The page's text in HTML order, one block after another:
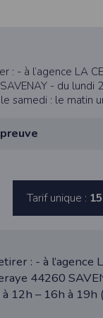
- à l’agence LA
- du
samedi : le matin
sein de
et l’Association
km à parcourir, non
:
Tarif unique :
: - à l’agence
44260
12h – 16h à 19h
disposez d'un
été déclaré à la
fonctionnalités
web, et
vous nous